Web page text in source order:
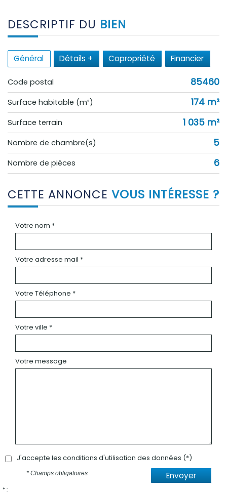
DESCRIPTIF DU BIEN
Général Détails + Copropriété Financier
Code postal 85460
Surface habitable (m²) 174 m²
surface terrain 1 035 m²
Nombre de chambre(s) 5
Nombre de pièces 6
CETTE ANNONCE VOUS INTÉRESSE ?
Votre nom *
Votre adresse mail *
Votre Téléphone *
Votre ville *
Votre message
J'accepte les conditions d'utilisation des données (*)
Envoyer
* Champs obligatoires
* :